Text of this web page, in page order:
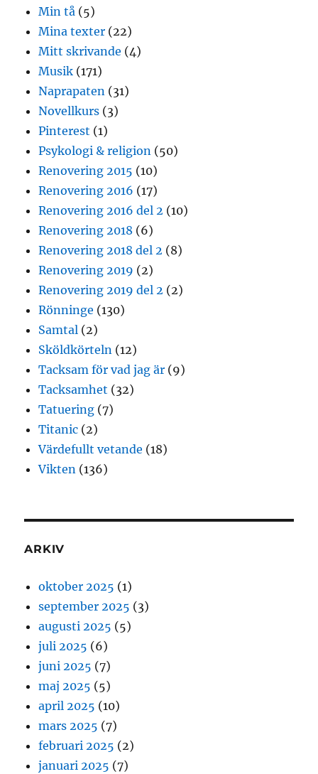
Min tå (5)
Mina texter (22)
Mitt skrivande (4)
Musik (171)
Naprapaten (31)
Novellkurs (3)
Pinterest (1)
Psykologi & religion (50)
Renovering 2015 (10)
Renovering 2016 (17)
Renovering 2016 del 2 (10)
Renovering 2018 (6)
Renovering 2018 del 2 (8)
Renovering 2019 (2)
Renovering 2019 del 2 (2)
Rönninge (130)
Samtal (2)
Sköldkörteln (12)
Tacksam för vad jag är (9)
Tacksamhet (32)
Tatuering (7)
Titanic (2)
Värdefullt vetande (18)
Vikten (136)
ARKIV
oktober 2025 (1)
september 2025 (3)
augusti 2025 (5)
juli 2025 (6)
juni 2025 (7)
maj 2025 (5)
april 2025 (10)
mars 2025 (7)
februari 2025 (2)
januari 2025 (7)